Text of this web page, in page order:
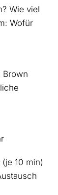
Wie viel
Wofür
Brown
10 min)